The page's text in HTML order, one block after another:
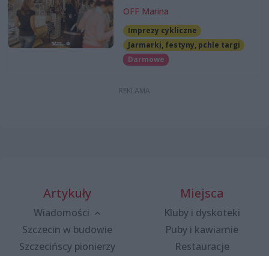
OFF Marina
Imprezy cykliczne
Jarmarki, festyny, pchle targi
Darmowe
Artykuły
Wiadomości
Szczecin w budowie
Szczecińscy pionierzy
Miejsca
Kluby i dyskoteki
Puby i kawiarnie
Restauracje